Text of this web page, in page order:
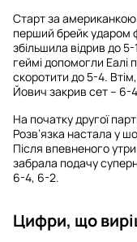
Старт за
перший брейк ударом
збільшила відрив до
геймі допомогли Еалі
скоротити до 5-4.
Йович закрив сет – 6-
На початку другої
Розв’язка настала у
Після впевненого
забрала подачу
6-4, 6-2.
Цифри, що